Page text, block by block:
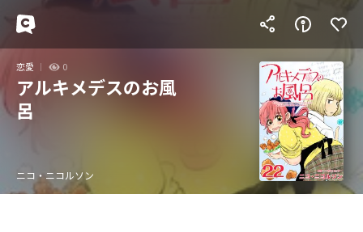
恋愛 0
アルキメデスのお風
呂
ニコ・ニコルソン